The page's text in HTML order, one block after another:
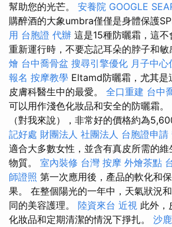
幫助您的光芒。 安養院 GOOGLE
購醉酒的大象umbra僅僅是身體保護
用 台胞證 代辦 這是15種防曬霜，這不
重新運行時，不要忘記耳朵的脖子和敏
燴 台中喬骨盆 搜尋引擎優化 月子中心
報名 按摩教學 Eltamd防曬霜，尤其是
皮膚科醫生中的最愛。 全口重建 台中
可以用作淺色化妝品和安全的防曬霜
（對我來說），非常好的價格約為
記好處 財團法人 社團法人 台胞證申請
適合大多數女性，並含有真皮所需的
物質。 室內裝修 台灣 按摩 外燴茶點
師證照 第一次應用後，產品的軟化和
果。 在整個陽光的一年中，天氣狀況
同的美容護理。 陸資來台 近視 此外，
化妝品和定期清潔的情況下掙扎。 沙